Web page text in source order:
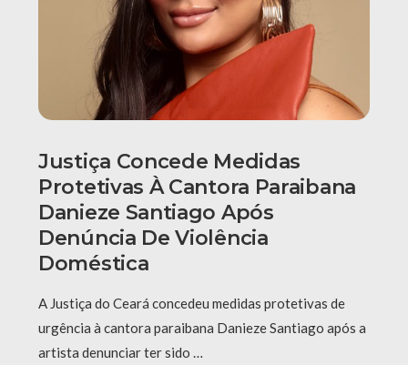
Justiça Concede Medidas
Protetivas À Cantora Paraibana
Danieze Santiago Após
Denúncia De Violência
Doméstica
A Justiça do Ceará concedeu medidas protetivas de
urgência à cantora paraibana Danieze Santiago após a
artista denunciar ter sido …